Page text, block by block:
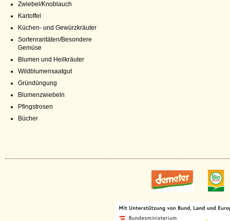
Zwiebel/Knoblauch
Kartoffel
Küchen- und Gewürzkräuter
Sortenraritäten/Besondere
Gemüse
Blumen und Heilkräuter
Wildblumensaatgut
Gründüngung
Blumenzwiebeln
Pfingstrosen
Bücher